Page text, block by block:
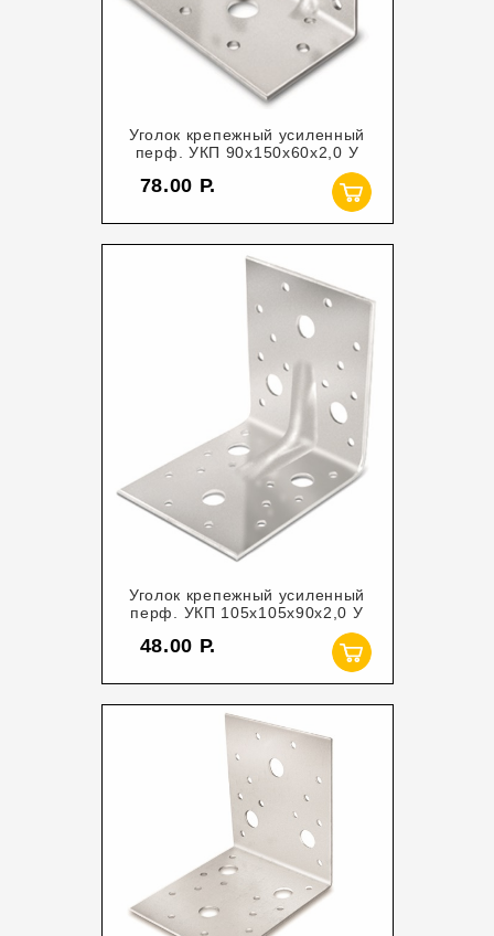
Уголок крепежный усиленный
перф. УКП 90х150х60х2,0 У
78.00
Уголок крепежный усиленный
перф. УКП 105х105х90х2,0 У
48.00